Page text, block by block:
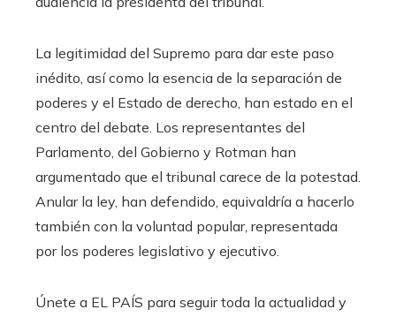
La legitimidad del Supremo para dar este paso
inédito, así como la esencia de la separación de
poderes y el Estado de derecho, han estado en el
centro del debate. Los representantes del
Parlamento, del Gobierno y Rotman han
argumentado que el tribunal carece de la potestad.
Anular la ley, han defendido, equivaldría a hacerlo
también con la voluntad popular, representada
por los poderes legislativo y ejecutivo.
Únete a EL PAÍS para seguir toda la actualidad y